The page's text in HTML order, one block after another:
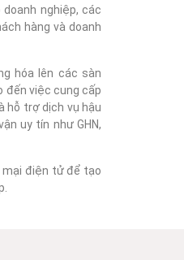
nghiệp, các
hàng và doanh
hóa lên các sàn
đến việc cung cấp
hỗ trợ dịch vụ hậu
uy tín như GHN,
điện tử để tạo